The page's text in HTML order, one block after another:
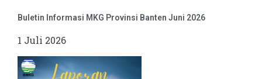
Buletin Informasi MKG Provinsi Banten Juni 2026
1 Juli 2026